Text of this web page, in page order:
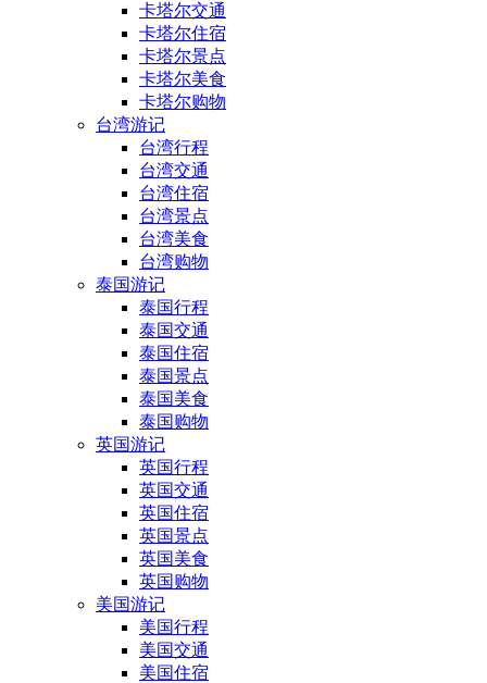
卡塔尔交通
卡塔尔住宿
卡塔尔景点
卡塔尔美食
卡塔尔购物
台湾游记
台湾行程
台湾交通
台湾住宿
台湾景点
台湾美食
台湾购物
泰国游记
泰国行程
泰国交通
泰国住宿
泰国景点
泰国美食
泰国购物
英国游记
英国行程
英国交通
英国住宿
英国景点
英国美食
英国购物
美国游记
美国行程
美国交通
美国住宿